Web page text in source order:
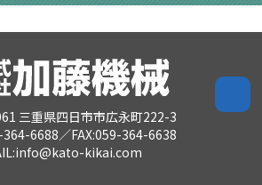
三重県四日市市広永町222-3
6688／FAX:059-364-6638
kikai.com